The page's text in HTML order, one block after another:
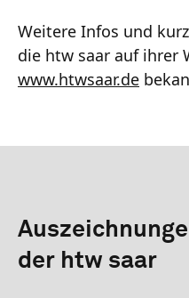
Weitere Infos und
die htw saar auf ihrer
www.htwsaar.de
der htw saar